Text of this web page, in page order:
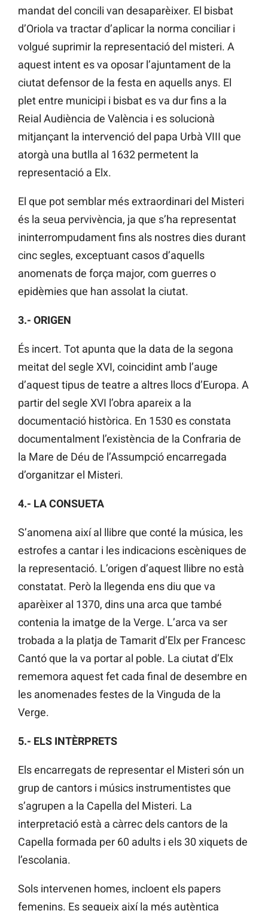
mandat del concili van desaparèixer. El bisbat
d’Oriola va tractar d’aplicar la norma conciliar i
volgué suprimir la representació del misteri. A
aquest intent es va oposar l’ajuntament de la
ciutat defensor de la festa en aquells anys. El
plet entre municipi i bisbat es va dur fins a la
Reial Audiència de València i es solucionà
mitjançant la intervenció del papa Urbà VIII que
atorgà una butlla al 1632 permetent la
representació a Elx.
El que pot semblar més extraordinari del Misteri
és la seua pervivència, ja que s’ha representat
ininterrompudament fins als nostres dies durant
cinc segles, exceptuant casos d’aquells
anomenats de força major, com guerres o
epidèmies que han assolat la ciutat.
3.- ORIGEN
És incert. Tot apunta que la data de la segona
meitat del segle XVI, coincidint amb l’auge
d’aquest tipus de teatre a altres llocs d’Europa. A
partir del segle XVI l’obra apareix a la
documentació històrica. En 1530 es constata
documentalment l’existència de la Confraria de
la Mare de Déu de l’Assumpció encarregada
d’organitzar el Misteri.
4.- LA CONSUETA
S’anomena així al llibre que conté la música, les
estrofes a cantar i les indicacions escèniques de
la representació. L’origen d’aquest llibre no està
constatat. Però la llegenda ens diu que va
aparèixer al 1370, dins una arca que també
contenia la imatge de la Verge. L’arca va ser
trobada a la platja de Tamarit d’Elx per Francesc
Cantó que la va portar al poble. La ciutat d’Elx
rememora aquest fet cada final de desembre en
les anomenades festes de la Vinguda de la
Verge.
5.- ELS INTÈRPRETS
Els encarregats de representar el Misteri són un
grup de cantors i músics instrumentistes que
s’agrupen a la Capella del Misteri. La
interpretació està a càrrec dels cantors de la
Capella formada per 60 adults i els 30 xiquets de
l’escolania.
Sols intervenen homes, incloent els papers
femenins. Es segueix així la més autèntica